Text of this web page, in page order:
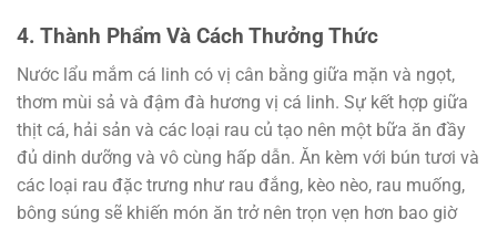
4. Thành Phẩm Và Cách Thưởng Thức
Nước lẩu mắm cá linh có vị cân bằng giữa mặn và ngọt,
thơm mùi sả và đậm đà hương vị cá linh. Sự kết hợp giữa
thịt cá, hải sản và các loại rau củ tạo nên một bữa ăn đầy
đủ dinh dưỡng và vô cùng hấp dẫn. Ăn kèm với bún tươi và
các loại rau đặc trưng như rau đắng, kèo nèo, rau muống,
bông súng sẽ khiến món ăn trở nên trọn vẹn hơn bao giờ